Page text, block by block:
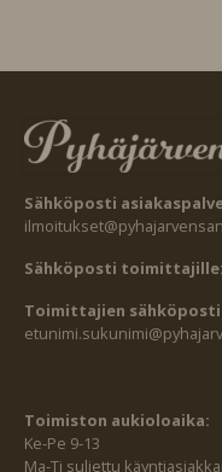
Sähköposti
Sähköposti toimittajille:
Toimittajien
Toimiston aukioloaika:
Ke-Pe 9-13
Ma-Ti suljettu